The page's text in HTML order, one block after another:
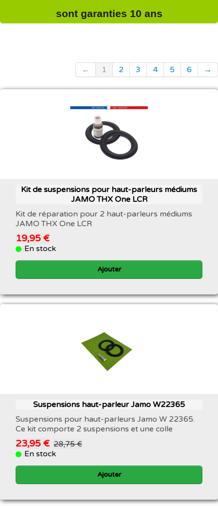
sont garanties 10 ans
← 1 2 3 4 5 6 →
Kit de suspensions pour haut-parleurs médiums
JAMO THX One LCR
Kit de réparation pour 2 haut-parleurs médiums
JAMO THX One LCR
19,95 €
En stock
Ajouter
Suspensions haut-parleur Jamo W22365
Suspensions pour haut-parleurs Jamo W 22365.
Ce kit comporte 2 suspensions et une colle
23,95 € 28,75 €
En stock
Ajouter